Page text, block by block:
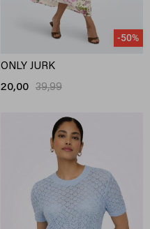
-50%
ONLY JURK
20,00 39,99